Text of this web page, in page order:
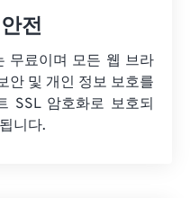
전
무료이며 모든 웹 브라
안 및 개인 정보 보호를
SSL 암호화로 보호되
니다.